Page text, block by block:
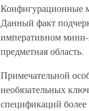
Конфигурационные
Данный факт
императивном мини-
предметная область.
Примечательной
необязательных
спецификаций